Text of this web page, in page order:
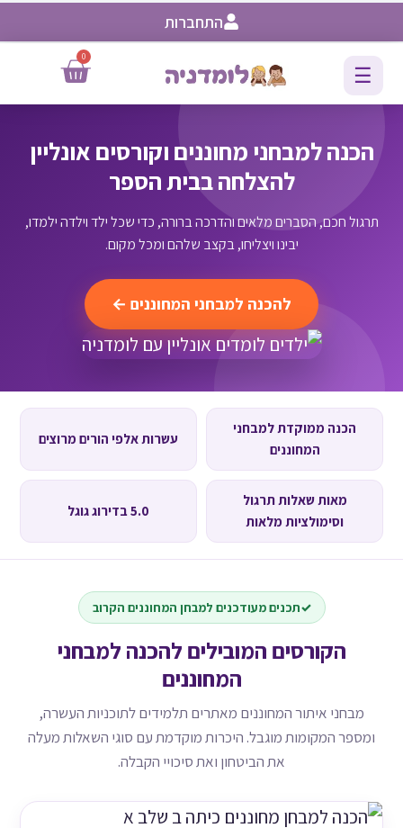
התחברות
0
☰
הכנה למבחני מחוננים וקורסים אונליין
להצלחה בבית הספר
תרגול חכם, הסברים מלאים והדרכה ברורה, כדי שכל ילד וילדה ילמדו,
יבינו ויצליחו, בקצב שלהם ומכל מקום.
להכנה למבחני המחוננים ←
הכנה ממוקדת למבחני
המחוננים
עשרות אלפי הורים מרוצים
מאות שאלות תרגול
וסימולציות מלאות
5.0 בדירוג גוגל
תכנים מעודכנים למבחן המחוננים הקרוב
הקורסים המובילים להכנה למבחני
המחוננים
מבחני איתור המחוננים מאתרים תלמידים לתוכניות העשרה,
ומספר המקומות מוגבל. היכרות מוקדמת עם סוגי השאלות מעלה
את הביטחון ואת סיכויי הקבלה.